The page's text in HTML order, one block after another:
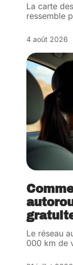
La carte
ressemble
4 août 2026
Le réseau
000 km de